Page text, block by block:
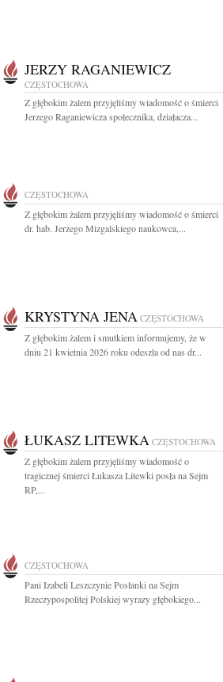
JERZY RAGANIEWICZ
CZĘSTOCHOWA
Z głębokim żalem przyjęliśmy wiadomość o śmierci
Jerzego Raganiewicza społecznika, działacza...
CZĘSTOCHOWA
Z głębokim żalem przyjęliśmy wiadomość o śmierci
dr. hab. Jerzego Mizgalskiego naukowca,...
KRYSTYNA JENA CZĘSTOCHOWA
Z głębokim żalem i smutkiem informujemy, że w
dniu 21 kwietnia 2026 roku odeszła od nas dr...
ŁUKASZ LITEWKA CZĘSTOCHOWA
Z głębokim żalem przyjęliśmy wiadomość o
tragicznej śmierci Łukasza Litewki posła na Sejm
RP,...
CZĘSTOCHOWA
Pani Izabeli Leszczynie Posłanki na Sejm
Rzeczypospolitej Polskiej wyrazy głębokiego...